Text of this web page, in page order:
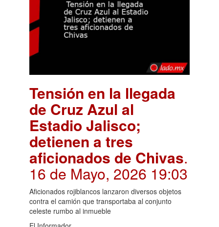
Tensión en la llegada
de Cruz Azul al
Estadio Jalisco;
detienen a tres
aficionados de Chivas.
16 de Mayo, 2026 19:03
Aficionados rojiblancos lanzaron diversos objetos
contra el camión que transportaba al conjunto
celeste rumbo al inmueble